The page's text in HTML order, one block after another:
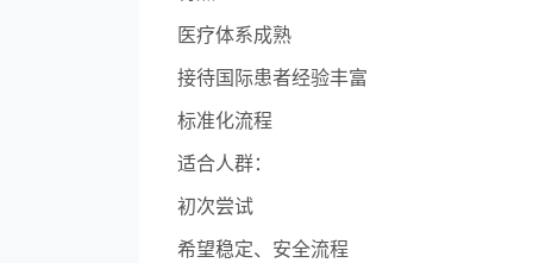
医疗体系成熟
接待国际患者经验丰富
标准化流程
适合人群：
初次尝试
希望稳定、安全流程